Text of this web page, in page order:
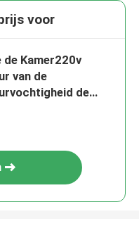
voor
de Kamer220v
van de
de